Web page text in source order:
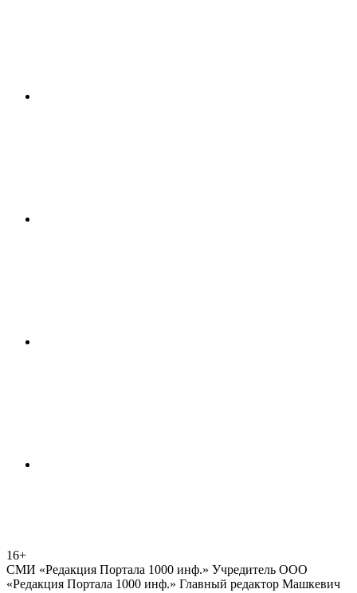
16+
СМИ «Редакция Портала 1000 инф.» Учредитель ООО
«Редакция Портала 1000 инф.» Главный редактор Машкевич